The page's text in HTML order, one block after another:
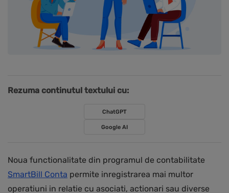
Rezuma continutul textului cu:
ChatGPT
Google AI
Noua functionalitate din programul de contabilitate
SmartBill Conta permite inregistrarea mai multor
operatiuni in relatie cu asociati, actionari sau diverse